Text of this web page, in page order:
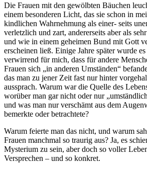
Die Frauen mit den gewölbten Bäuchen
einem besonderen Licht, das sie schon in
kindlichen Wahrnehmung als einer- seits
verletzlich und zart, andererseits aber als
und wie in einem geheimen Bund mit Gott
erscheinen ließ. Einige Jahre später wurde
verwirrend für mich, dass für andere
Frauen sich „in anderen Umständen“
das man zu jener Zeit fast nur hinter
aussprach. Warum war die Quelle des
worüber man gar nicht oder nur
und was man nur verschämt aus dem
bemerkte oder betrachtete?
Warum feierte man das nicht, und warum
Frauen manchmal so traurig aus? Ja, es
Mysterium zu sein, aber doch so voller
Versprechen – und so konkret.